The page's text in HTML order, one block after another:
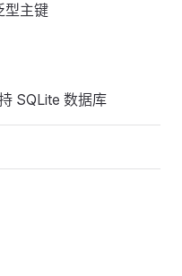
型主键
SQLite 数据库